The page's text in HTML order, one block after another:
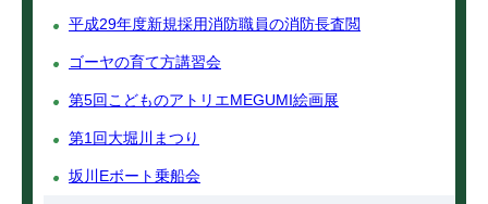
平成29年度新規採用消防職員の消防長査閲
ゴーヤの育て方講習会
第5回こどものアトリエMEGUMI絵画展
第1回大堀川まつり
坂川Eボート乗船会